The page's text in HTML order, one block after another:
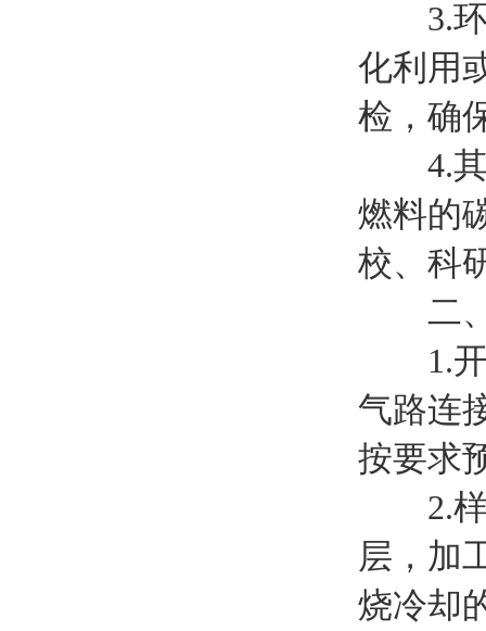
3.环
化利用
检，确
4.其
燃料的
校、科
二、
1.开
气路连
按要求
2.样
层，加
烧冷却